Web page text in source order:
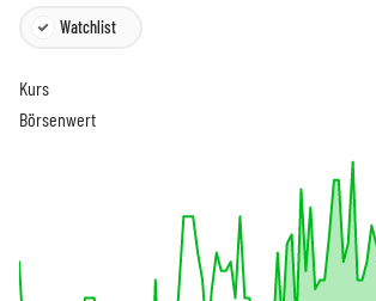
Watchlist
Kurs
Börsenwert